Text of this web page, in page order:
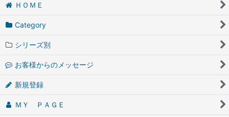
ＨＯＭＥ
Category
シリーズ別
お客様からのメッセージ
新規登録
ＭＹ ＰＡＧＥ